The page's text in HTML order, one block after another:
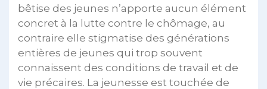
bêtise des jeunes n’apporte aucun élément
concret à la lutte contre le chômage, au
contraire elle stigmatise des générations
entières de jeunes qui trop souvent
connaissent des conditions de travail et de
vie précaires. La jeunesse est touchée de